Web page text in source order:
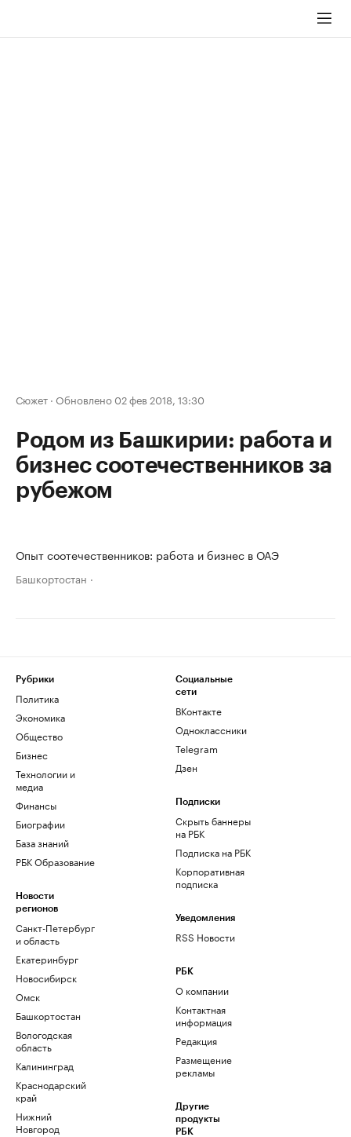
Сюжет · Обновлено 02 фев 2018, 13:30
Родом из Башкирии: работа и
бизнес соотечественников за
рубежом
Опыт соотечественников: работа и бизнес в ОАЭ
Башкортостан
Рубрики
Политика
Экономика
Общество
Бизнес
Технологии и
медиа
Финансы
Биографии
База знаний
РБК Образование
Новости
регионов
Санкт-Петербург
и область
Екатеринбург
Новосибирск
Омск
Башкортостан
Вологодская
область
Калининград
Краснодарский
край
Нижний
Новгород
Социальные
сети
ВКонтакте
Одноклассники
Telegram
Дзен
Подписки
Скрыть баннеры
на РБК
Подписка на РБК
Корпоративная
подписка
Уведомления
RSS Новости
РБК
О компании
Контактная
информация
Редакция
Размещение
рекламы
Другие
продукты
РБК